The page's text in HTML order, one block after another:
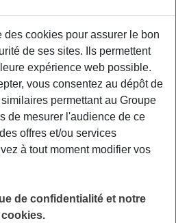
le calcul est bien plus
Cela devient votre
discuter.
le montant
indemnité
qu’il existe un minimum
comment l’évaluer
paraît.
des cookies pour assurer le bon
de ses sites. Ils permettent
expérience web possible.
vous consentez au dépôt de
permettant au Groupe
de mesurer l'audience de ce
offres et/ou services
à tout moment modifier vos
de confidentialité et notre